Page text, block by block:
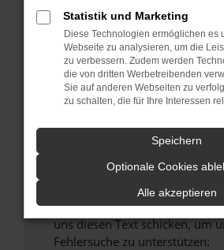
Stelle sicher, dass dein
Betriebssystem auf dem
sind.
Veraltete Software birgt nicht
Sicherheitsrisiko, sondern kann
unterstützt werden.
Wenn du alle oben genannten
hast, kontaktiere uns bitte. Wir
versuchen, das Problem zu
uns diesen Text schicken, um
Fehlersuche zu unterstützen:
Statistik und Marketing
Diese Technologien ermöglichen es
Webseite zu analysieren, um die
zu verbessern. Zudem werden
die von dritten Werbetreibenden
Sie auf anderen Webseiten zu
zu schalten, die für Ihre Interessen
Speichern
Optionale Cookies
Alle akzeptieren